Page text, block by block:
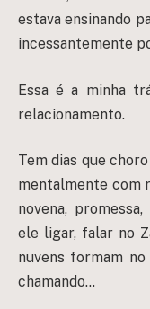
estava ensinando
incessantemente
Essa é a minha
relacionamento.
Tem dias que
mentalmente com
novena,
ele ligar, falar no
nuvens formam
chamando…